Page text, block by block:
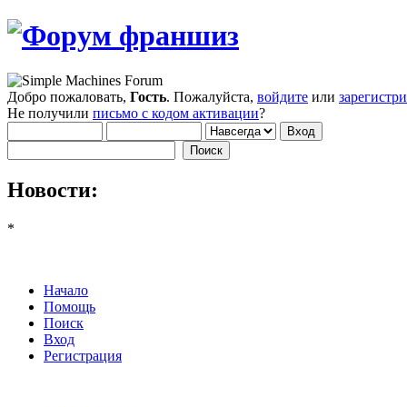
Добро пожаловать, Гость. Пожалуйста, войдите или
Не получили письмо с кодом активации?
Новости:
*
Начало
Помощь
Поиск
Вход
Регистрация